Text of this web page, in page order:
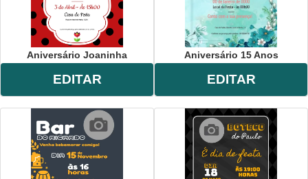
Aniversário Joaninha
EDITAR
Aniversário 15 Anos
EDITAR